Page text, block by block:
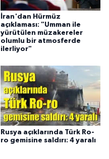
İran'dan Hürmüz
açıklaması: "Umman ile
yürütülen müzakereler
olumlu bir atmosferde
ilerliyor"
Rusya açıklarında Türk Ro-
ro gemisine saldırı: 4 yaralı